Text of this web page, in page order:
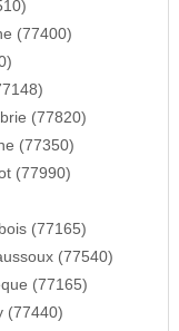
(77400)
(77820)
(77350)
(77990)
(77165)
(77540)
(77165)
(77440)